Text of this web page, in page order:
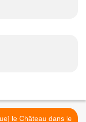
le Château dans le